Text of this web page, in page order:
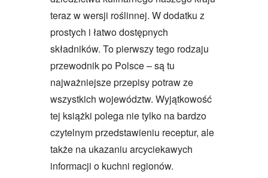
teraz w wersji roślinnej. W dodatku z
prostych i łatwo dostępnych
składników. To pierwszy tego rodzaju
przewodnik po Polsce – są tu
najważniejsze przepisy potraw ze
wszystkich województw. Wyjątkowość
tej książki polega nie tylko na bardzo
czytelnym przedstawieniu receptur, ale
także na ukazaniu arcyciekawych
informacji o kuchni regionów.